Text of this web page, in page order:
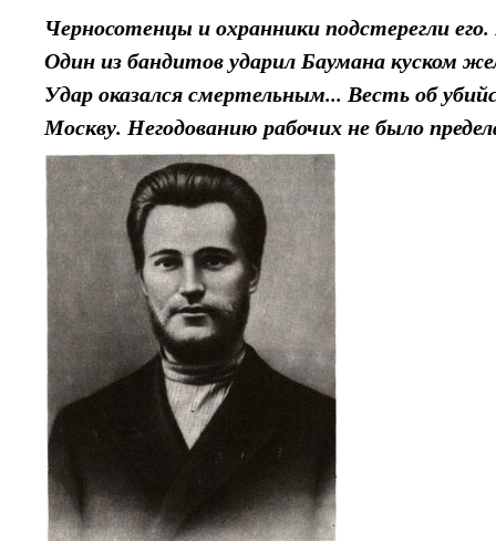
Черносотенцы и охранники подстерегли
Один из бандитов ударил Баумана куском
Удар оказался смертельным... Весть об
Москву. Негодованию рабочих не было